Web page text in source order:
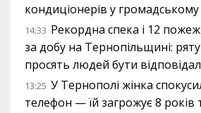
кондиціонерів у громадському
14:33 Рекордна спека і 12
за добу на Тернопільщині:
просять людей бути
13:25 У Тернополі жінка
телефон — їй загрожує 8